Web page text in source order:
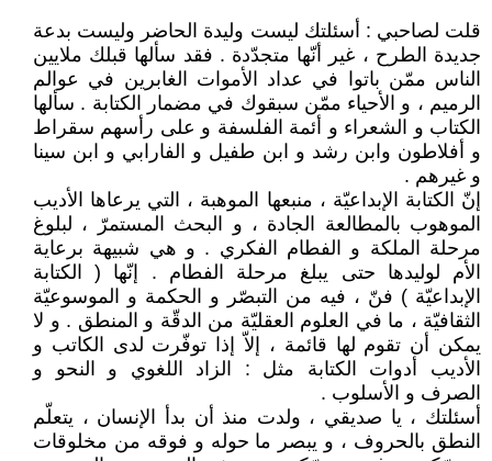
قلت لصاحبي : أسئلتك ليست وليدة الحاضر وليست بدعة
جديدة الطرح ، غير أنّها متجدّدة . فقد سألها قبلك ملايين
الناس ممّن باتوا في عداد الأموات الغابرين في عوالم
الرميم ، و الأحياء ممّن سبقوك في مضمار الكتابة . سألها
الكتاب و الشعراء و أئمة الفلسفة و على رأسهم سقراط
و أفلاطون وابن رشد و ابن طفيل و الفارابي و ابن سينا
و غيرهم .
إنّ الكتابة الإبداعيّة ، منبعها الموهبة ، التي يرعاها الأديب
الموهوب بالمطالعة الجادة ، و البحث المستمرّ ، لبلوغ
مرحلة الملكة و الفطام الفكري . و هي شبيهة برعاية
الأم لوليدها حتى يبلغ مرحلة الفطام . إنّها ( الكتابة
الإبداعيّة ) فنّ ، فيه من التبصّر و الحكمة و الموسوعيّة
الثقافيّة ، ما في العلوم العقليّة من الدقّة و المنطق . و لا
يمكن أن تقوم لها قائمة ، إلاّ إذا توفّرت لدى الكاتب و
الأديب أدوات الكتابة مثل : الزاد اللغوي و النحو و
الصرف و الأسلوب .
أسئلتك ، يا صديقي ، ولدت منذ أن بدأ الإنسان ، يتعلّم
النطق بالحروف ، و يبصر ما حوله و فوقه من مخلوقات